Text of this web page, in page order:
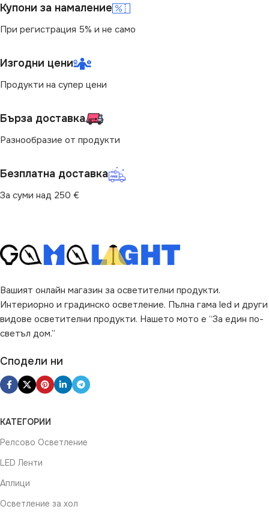
Купони за намаление
При регистрация 5% и не само
Изгодни цени
Продукти на супер цени
Бърза доставка
Разнообразие от продукти
Безплатна доставка
За суми над 250 €
Вашият онлайн магазин за осветителни продукти.
Интериорно и градинско осветление. Пълна гама led и други
видове осветителни продукти. Нашето мото е “За един по-
светъл дом.”
Сподели ни
КАТЕГОРИИ
Релсово Осветление
LED Ленти
Аплици
Осветление за хол